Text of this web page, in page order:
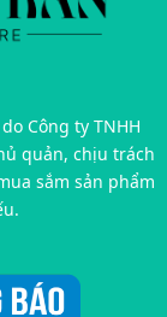
Công ty TNHH
quản, chịu trách
sắm sản phẩm